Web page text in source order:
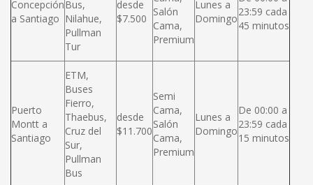
Concepción
a Santiago
Bus,
Nilahue,
Pullman
Tur
desde
$7.500
Salón
Cama,
Premium
Lunes a
Domingo
23:59 cada
45 minutos
Puerto
Montt a
Santiago
ETM,
Buses
Fierro,
Thaebus,
Cruz del
Sur,
Pullman
Bus
desde
$11.700
Semi
Cama,
Salón
Cama,
Premium
Lunes a
Domingo
De 00:00 a
23:59 cada
15 minutos